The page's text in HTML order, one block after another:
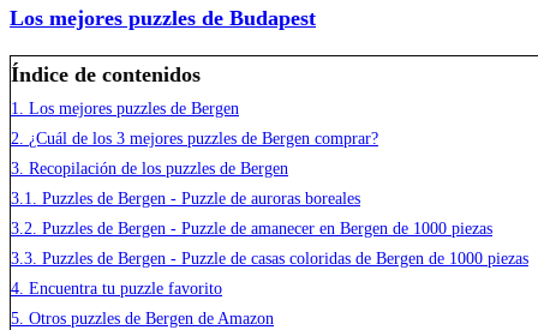
Los mejores puzzles de Budapest
Índice de contenidos
1. Los mejores puzzles de Bergen
2. ¿Cuál de los 3 mejores puzzles de Bergen comprar?
3. Recopilación de los puzzles de Bergen
3.1. Puzzles de Bergen - Puzzle de auroras boreales
3.2. Puzzles de Bergen - Puzzle de amanecer en Bergen de 1000 piezas
3.3. Puzzles de Bergen - Puzzle de casas coloridas de Bergen de 1000 piezas
4. Encuentra tu puzzle favorito
5. Otros puzzles de Bergen de Amazon